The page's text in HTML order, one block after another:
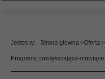
Strona główna Oferta
Programy powiększająco-mówiące